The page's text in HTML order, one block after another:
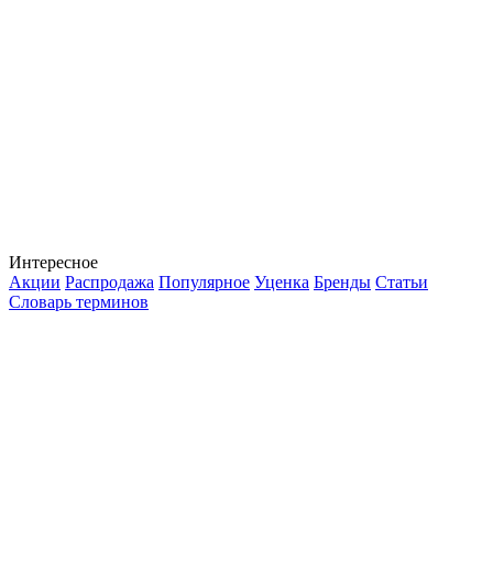
Интересное
Акции Распродажа Популярное Уценка Бренды Статьи
Словарь терминов